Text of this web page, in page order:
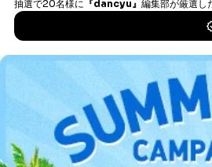
受付時間：10:00～17:00（土、日
■電子メールによる場合
e-mail： cs@fujisan.co.jp
B.開示等の対応に際して、以下記
以上での本人確認を実施させてい
DOWNLOAD
DOWNLOAD FOR
ご利用方法はこ